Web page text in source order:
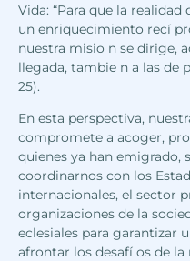
Vida: “Para que la
un enriquecimiento recí
nuestra misio n se dirige,
llegada, tambie n a las de
25).
En esta perspectiva,
compromete a acoger,
quienes ya han emigrado,
coordinarnos con los
internacionales, el sector
organizaciones de la
eclesiales para garantizar
afrontar los desafí os de